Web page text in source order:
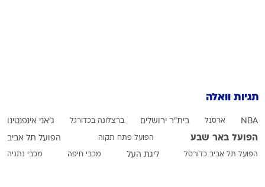
הפועל תל אביב כדורסל ליגת העל מכבי חיפה מכבי נתניה
מכבי תל אביב בכדורגל מכבי תל אביב בכדורסל עירוני טבריה
רוי רביבו ריאל מדריד